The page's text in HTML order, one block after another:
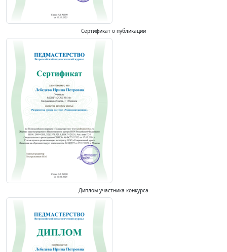
Сертификат о публикации
Диплом участника конкурса